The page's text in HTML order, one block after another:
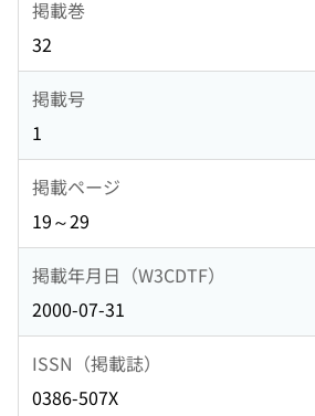
掲載巻
32
掲載号
1
掲載ページ
19～29
掲載年月日（W3CDTF）
2000-07-31
ISSN（掲載誌）
0386-507X